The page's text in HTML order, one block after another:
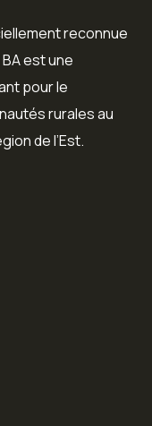
reconnue
BA est une
pour le
rurales au
de l’Est.